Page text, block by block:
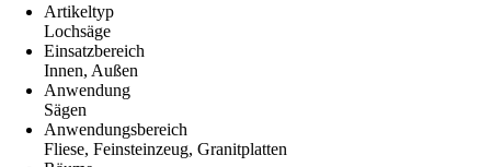
Artikeltyp
Lochsäge
Einsatzbereich
Innen, Außen
Anwendung
Sägen
Anwendungsbereich
Fliese, Feinsteinzeug, Granitplatten